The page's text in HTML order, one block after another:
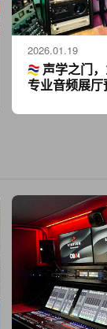
2026.01.19
声学之门
专业音频展